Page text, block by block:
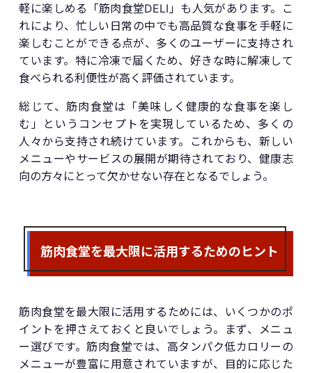
軽に楽しめる「筋肉食堂DELI」も人気があります。こ
れにより、忙しい日常の中でも高品質な食事を手軽に
楽しむことができる点が、多くのユーザーに支持され
ています。特に冷凍で届くため、好きな時に解凍して
食べられる利便性が高く評価されています。
総じて、筋肉食堂は「美味しく健康的な食事を楽し
む」というコンセプトを実現しているため、多くの
人々から支持され続けています。これからも、新しい
メニューやサービスの展開が期待されており、健康志
向の方々にとって欠かせない存在となるでしょう。
筋肉食堂を最大限に活用するためのヒント
筋肉食堂を最大限に活用するためには、いくつかのポ
イントを押さえておくと良いでしょう。まず、メニュ
ー選びです。筋肉食堂では、高タンパク低カロリーの
メニューが豊富に用意されていますが、目的に応じた